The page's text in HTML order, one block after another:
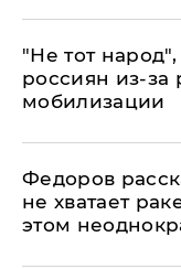
​"Не тот
россиян из-за
мобилизации
Федоров
не хватает
этом